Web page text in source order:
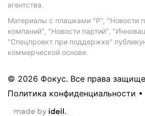
агентства.
Материалы с плашками "Р", "Новости
компаний", "Новости партий",
"Спецпроект при поддержке"
коммерческой основе.
© 2026 Фокус. Все права
Политика конфиденциальности •